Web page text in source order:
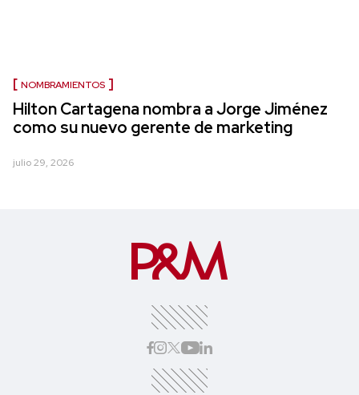
NOMBRAMIENTOS
Hilton Cartagena nombra a Jorge Jiménez
como su nuevo gerente de marketing
julio 29, 2026